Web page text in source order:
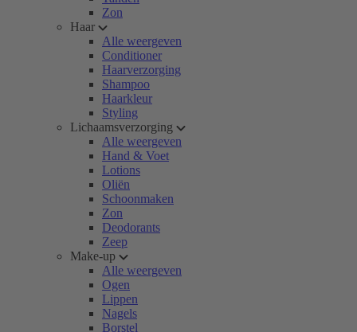
Zon
Haar
Alle weergeven
Conditioner
Haarverzorging
Shampoo
Haarkleur
Styling
Lichaamsverzorging
Alle weergeven
Hand & Voet
Lotions
Oliën
Schoonmaken
Zon
Deodorants
Zeep
Make-up
Alle weergeven
Ogen
Lippen
Nagels
Borstel